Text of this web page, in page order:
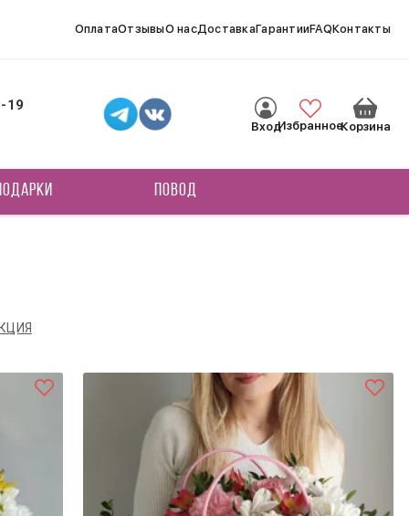
ОплатаОтзывыО насДоставкаГарантииFAQКонтакты
19
ВходИзбранноеКорзина
ПОВОД